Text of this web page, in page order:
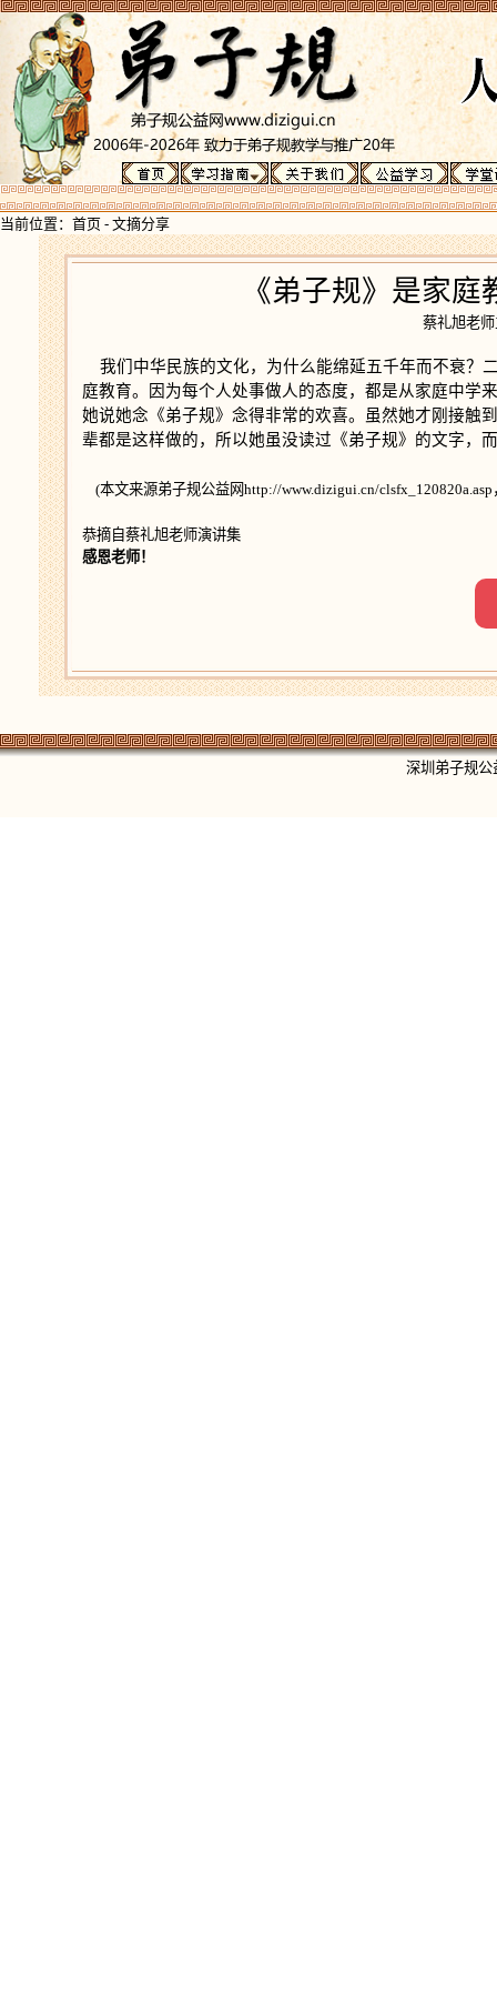
当前位置： 首页 - 文摘分享
《弟子规》是家
蔡礼旭老
我们中华民族的文化，为什么能绵延五千年而不衰？
庭教育。因为每个人处事做人的态度，都是从家庭中学
她说她念《弟子规》念得非常的欢喜。虽然她才刚接触
辈都是这样做的，所以她虽没读过《弟子规》的文字，
(本文来源弟子规公益网http://www.dizigui.cn/
恭摘自蔡礼旭老师演讲集
感恩老师！
深圳弟子规